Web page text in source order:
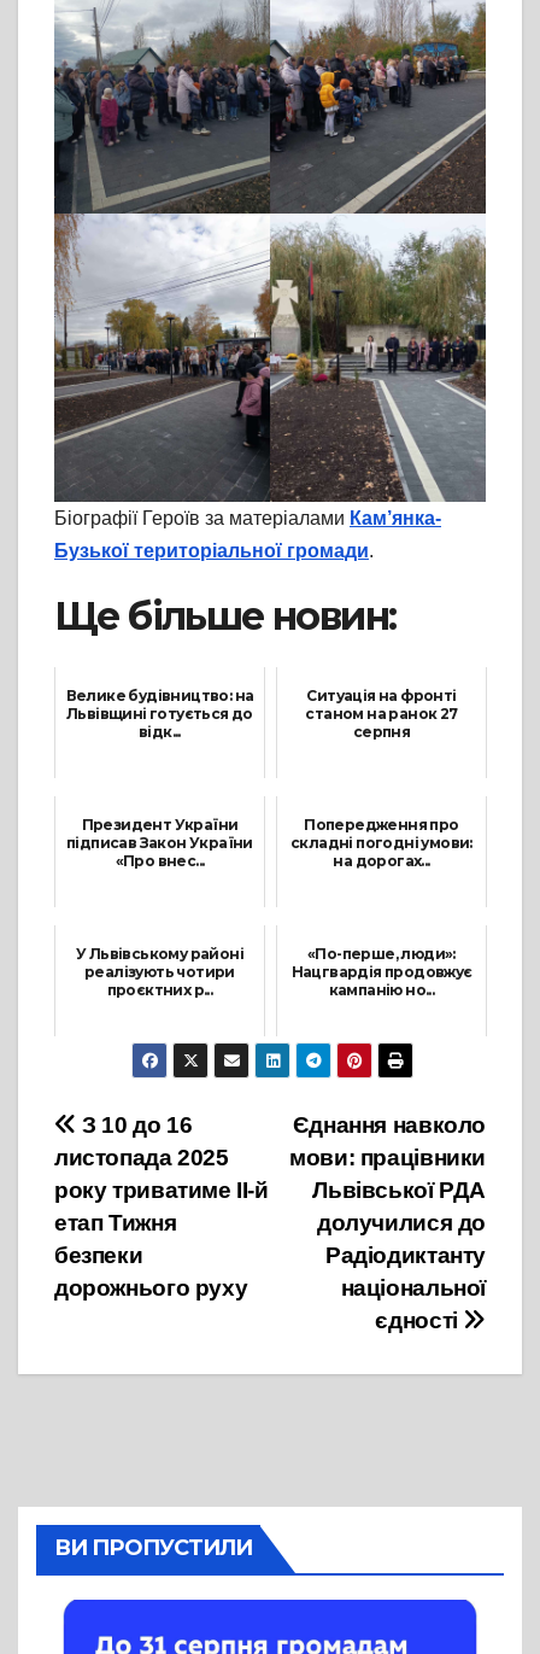
Біографії Героїв за матеріалами Кам’янка-
Бузької територіальної громади.
Ще більше новин:
Велике будівництво: на
Львівщині готується до
відк...
Ситуація на фронті
станом на ранок 27
серпня
Президент України
підписав Закон України
«Про внес...
Попередження про
складні погодні умови:
на дорогах...
У Львівському районі
реалізують чотири
проєктних р...
30 Серпня, 2023
«По-перше, люди»:
Нацгвардія продовжує
кампанію но...
24 Липня, 2026
Навігація
записів
Єднання навколо
мови: працівники
Львівської РДА
долучилися до
Радіодиктанту
національної
єдності
З 10 до 16
листопада 2025
року триватиме ІІ-й
етап Тижня
безпеки
дорожнього руху
ВИ ПРОПУСТИЛИ